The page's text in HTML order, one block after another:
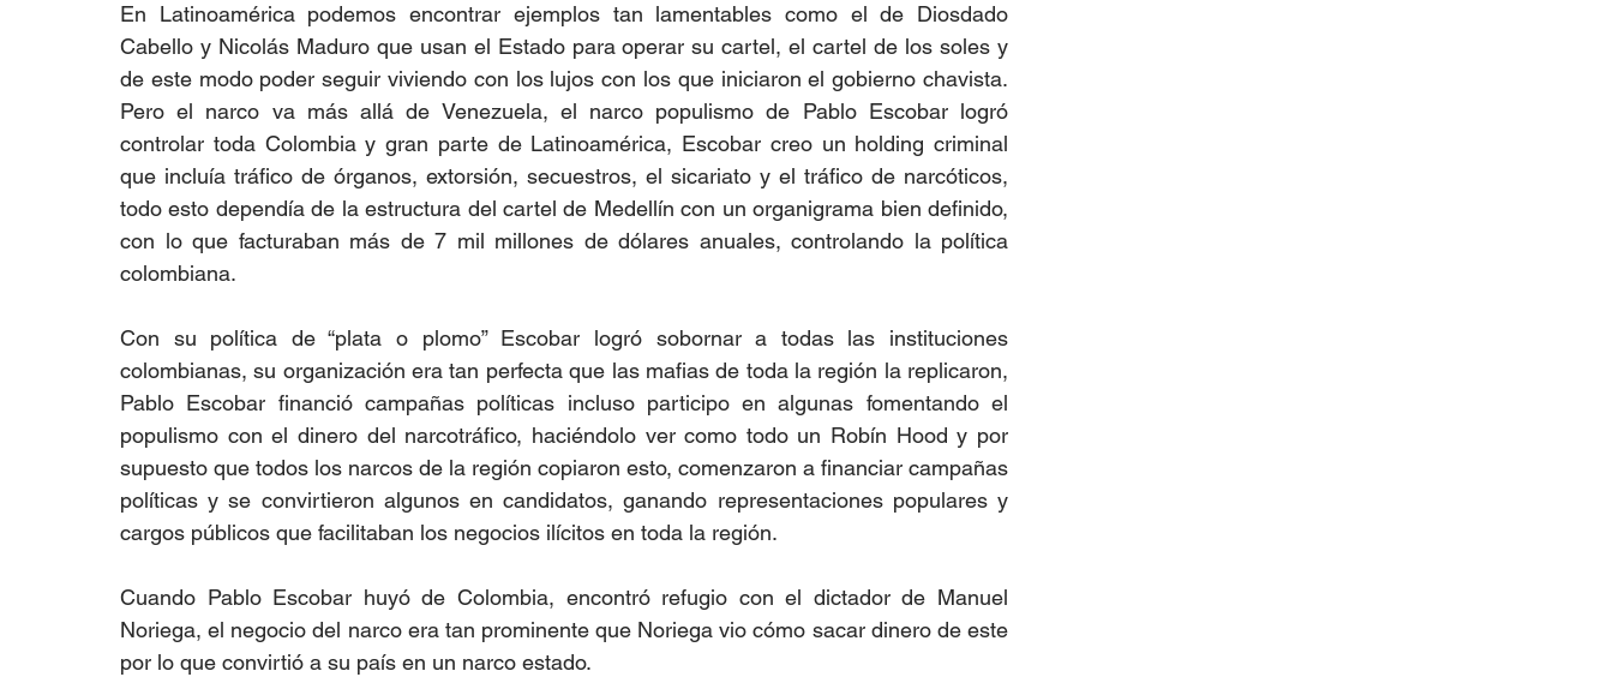
En Latinoamérica podemos encontrar ejemplos tan lamentables como el de Diosdado
Cabello y Nicolás Maduro que usan el Estado para operar su cartel, el cartel de los soles y
de este modo poder seguir viviendo con los lujos con los que iniciaron el gobierno chavista.
Pero el narco va más allá de Venezuela, el narco populismo de Pablo Escobar logró
controlar toda Colombia y gran parte de Latinoamérica, Escobar creo un holding criminal
que incluía tráfico de órganos, extorsión, secuestros, el sicariato y el tráfico de narcóticos,
todo esto dependía de la estructura del cartel de Medellín con un organigrama bien definido,
con lo que facturaban más de 7 mil millones de dólares anuales, controlando la política
colombiana.
Con su política de “plata o plomo” Escobar logró sobornar a todas las instituciones
colombianas, su organización era tan perfecta que las mafias de toda la región la replicaron,
Pablo Escobar financió campañas políticas incluso participo en algunas fomentando el
populismo con el dinero del narcotráfico, haciéndolo ver como todo un Robín Hood y por
supuesto que todos los narcos de la región copiaron esto, comenzaron a financiar campañas
políticas y se convirtieron algunos en candidatos, ganando representaciones populares y
cargos públicos que facilitaban los negocios ilícitos en toda la región.
Cuando Pablo Escobar huyó de Colombia, encontró refugio con el dictador de Manuel
Noriega, el negocio del narco era tan prominente que Noriega vio cómo sacar dinero de este
por lo que convirtió a su país en un narco estado.